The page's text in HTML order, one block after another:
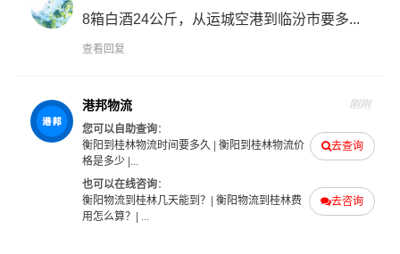
港邦物流衡阳物流业务部秉承“用心呵护，值得托付”的服务
理念，凭借衡阳至桂林物流的优质平台，始终致力于为客
到桂林货运专线是港邦的优质品牌服务，我们一直多年的
在为各行各业提供我们的物流服务，也得到了很多客户的
认可和口碑相传，如果您有意向选择我们，我们非常乐意
为您解决物流相关问题。当然，还有很多优秀的
也提供从衡阳发物流到桂林的运输服务，您也可以多多咨
询，找到合适您的物流服务商。
8箱白酒24公斤，从运城空港到临汾市要多...
查看回复
港邦物流 刚刚
去查询
您可以自助查询：
衡阳到桂林物流时间要多久
衡阳到桂林物流价
格是多少|...
去咨询
也可以在线咨询：
衡阳物流到桂林几天能到？
衡阳物流到桂林费
用怎么算？
| ...